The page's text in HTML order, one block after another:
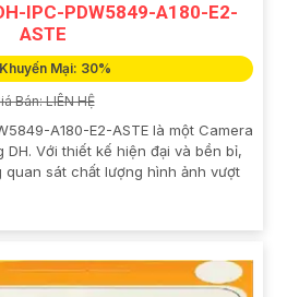
IPC-PDW5849-A180-E2-
ASTE
Mại: 30%
Bán: LIÊN HỆ
A180-E2-ASTE là một Camera
Với thiết kế hiện đại và bền bỉ,
sát chất lượng hình ảnh vượt